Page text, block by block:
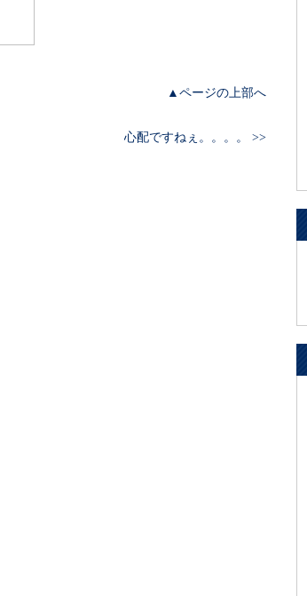
▲ページの上部へ
心配ですねぇ。。。。 >>